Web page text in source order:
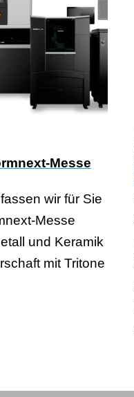
Messe
wir für Sie
Messe
und Keramik
mit Tritone